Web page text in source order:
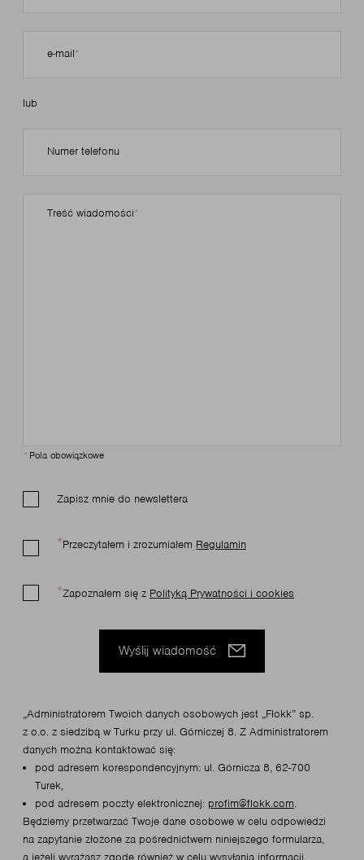
e-mail
lub
Numer telefonu
Treść wiadomości
*Pola obowiązkowe
Zapisz mnie do newslettera
Przeczytałem i zrozumiałem Regulamin
Zapoznałem się z Polityką Prywatności i cookies
Wyślij wiadomość
„Administratorem Twoich danych osobowych jest „Flokk” sp.
z o.o. z siedzibą w Turku przy ul. Górniczej 8. Z Administratorem
danych można kontaktować się:
pod adresem korespondencyjnym: ul. Górnicza 8, 62-700
Turek,
pod adresem poczty elektronicznej: profim@flokk.com.
Będziemy przetwarzać Twoje dane osobowe w celu odpowiedzi
na zapytanie złożone za pośrednictwem niniejszego formularza,
a jeżeli wyrażasz zgodę również w celu wysyłania informacji